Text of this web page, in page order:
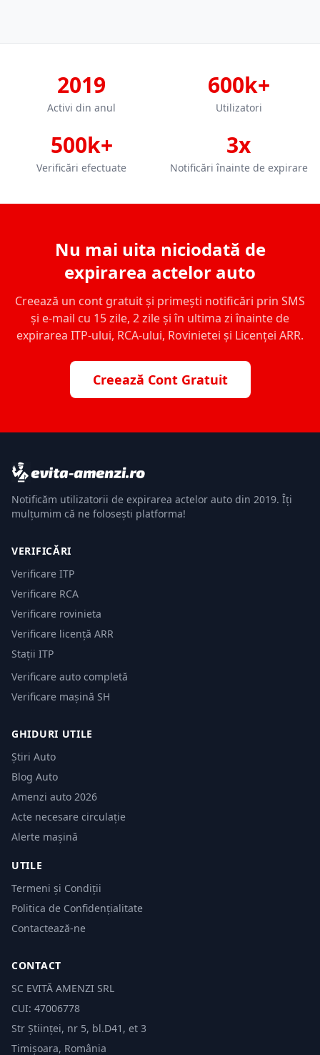
2019
Activi din anul
600k+
Utilizatori
500k+
Verificări efectuate
3x
Notificări înainte de expirare
Nu mai uita niciodată de
expirarea actelor auto
Creează un cont gratuit și primești notificări prin SMS
și e-mail cu 15 zile, 2 zile și în ultima zi înainte de
expirarea ITP-ului, RCA-ului, Rovinietei și Licenței ARR.
Creează Cont Gratuit
Notificăm utilizatorii de expirarea actelor auto din 2019. Îți
mulțumim că ne folosești platforma!
VERIFICĂRI
Verificare ITP
Verificare RCA
Verificare rovinieta
Verificare licență ARR
Stații ITP
Verificare auto completă
Verificare mașină SH
GHIDURI UTILE
Știri Auto
Blog Auto
Amenzi auto 2026
Acte necesare circulație
Alerte mașină
UTILE
Termeni și Condiții
Politica de Confidențialitate
Contactează-ne
CONTACT
SC EVITĂ AMENZI SRL
CUI: 47006778
Str Științei, nr 5, bl.D41, et 3
Timișoara, România